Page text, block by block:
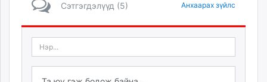
Сэтгэгдэлүүд (5) Анхаарах зүйлс